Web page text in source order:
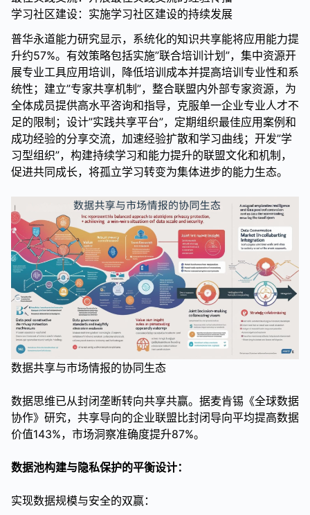
学习社区建设：实施学习社区建设的持续发展
普华永道能力研究显示，系统化的知识共享能将应用能力提
升约57%。有效策略包括实施”联合培训计划”，集中资源开
展专业工具应用培训，降低培训成本并提高培训专业性和系
统性；建立”专家共享机制”，整合联盟内外部专家资源，为
全体成员提供高水平咨询和指导，克服单一企业专业人才不
足的限制；设计”实践共享平台”，定期组织最佳应用案例和
成功经验的分享交流，加速经验扩散和学习曲线；开发”学
习型组织”，构建持续学习和能力提升的联盟文化和机制，
促进共同成长，将孤立学习转变为集体进步的能力生态。
数据共享与市场情报的协同生态
数据思维已从封闭垄断转向共享共赢。据麦肯锡《全球数据
协作》研究，共享导向的企业联盟比封闭导向平均提高数据
价值143%，市场洞察准确度提升87%。
数据池构建与隐私保护的平衡设计：
实现数据规模与安全的双赢：